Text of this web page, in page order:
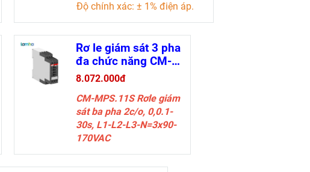
Độ chính xác: ± 1% điện áp.
Điện áp cung cấp: 127 đến
288V AC.
Được chứng nhận CE và
RoHS.
Rơ le giám sát 3 pha
đa chức năng CM-
MPS.11S -
(Có giám sát trung
tính)
8.072.000đ
CM-MPS.11S Rơle giám
sát ba pha 2c/o, 0,0.1-
30s, L1-L2-L3-N=3x90-
170VAC